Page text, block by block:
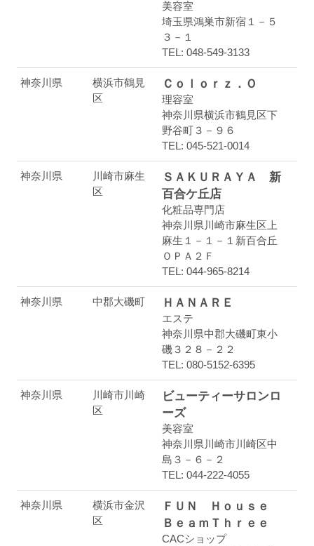
美容室
埼玉県鴻巣市新宿１－５
３－１
TEL: 048-549-3133
神奈川県
横浜市鶴見
区
Ｃｏｌｏｒｚ．Ｏ
理容室
神奈川県横浜市鶴見区下
野谷町３－９６
TEL: 045-521-0014
神奈川県
川崎市麻生
区
ＳＡＫＵＲＡＹＡ 新
百合ケ丘店
化粧品専門店
神奈川県川崎市麻生区上
麻生１－１－１新百合丘
ＯＰＡ２Ｆ
TEL: 044-965-8214
神奈川県 中郡大磯町 ＨＡＮＡＲＥ
エステ
神奈川県中郡大磯町東小
磯３２８－２２
TEL: 080-5152-6395
神奈川県
川崎市川崎
区
ビューティーサロンロ
ーズ
美容室
神奈川県川崎市川崎区中
島３－６－２
TEL: 044-222-4055
神奈川県
横浜市金沢
区
ＦＵＮ Ｈｏｕｓｅ
ＢｅａｍＴｈｒｅｅ
CACショップ